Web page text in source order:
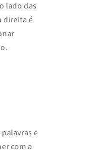
lado das
direita é
e
com a